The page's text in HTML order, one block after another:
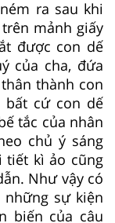
ra sau khi
mảnh giấy
được con dế
của cha, đứa
thành con
bất cứ con dế
tắc của nhân
chủ ý sáng
tiết kì ảo cũng
Như vậy có
sự kiện
biến của câu